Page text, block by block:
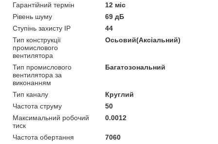
Гарантійний термін
12 міс
Рівень шуму
69 дБ
Ступінь захисту IP
44
Тип конструкції
промислового
вентилятора
Осьовий(Аксіальний)
Тип промислового
вентилятора за
виконанням
Багатозональний
Тип каналу
Круглий
Частота струму
50
Максимальний робочий
тиск
0.0012
Частота обертання
7060